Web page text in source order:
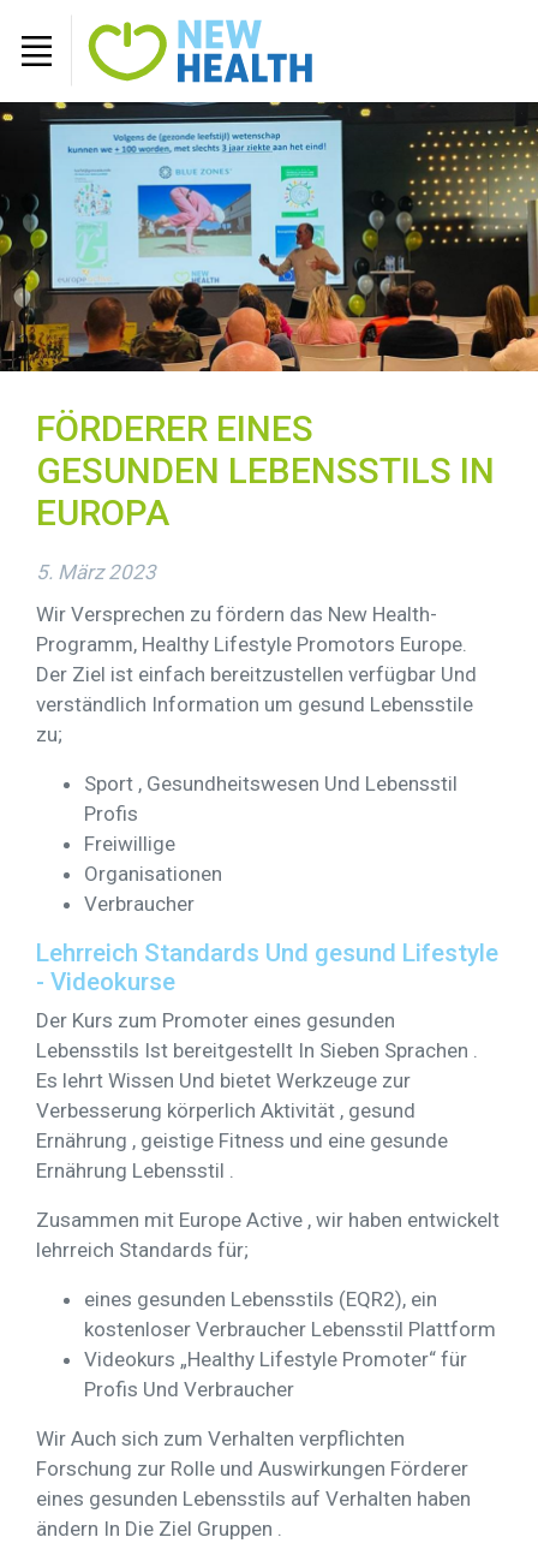
FÖRDERER EINES
GESUNDEN LEBENSSTILS IN
EUROPA
5. März 2023
Wir Versprechen zu fördern das New Health-
Programm, Healthy Lifestyle Promotors Europe.
Der Ziel ist einfach bereitzustellen verfügbar Und
verständlich Information um gesund Lebensstile
zu;
Sport , Gesundheitswesen Und Lebensstil
Profis
Freiwillige
Organisationen
Verbraucher
Lehrreich Standards Und gesund Lifestyle
- Videokurse
Der Kurs zum Promoter eines gesunden
Lebensstils Ist bereitgestellt In Sieben Sprachen .
Es lehrt Wissen Und bietet Werkzeuge zur
Verbesserung körperlich Aktivität , gesund
Ernährung , geistige Fitness und eine gesunde
Ernährung Lebensstil .
Zusammen mit Europe Active , wir haben entwickelt
lehrreich Standards für;
eines gesunden Lebensstils (EQR2), ein
kostenloser Verbraucher Lebensstil Plattform
Videokurs „Healthy Lifestyle Promoter“ für
Profis Und Verbraucher
Wir Auch sich zum Verhalten verpflichten
Forschung zur Rolle und​ Auswirkungen Förderer
eines gesunden Lebensstils auf Verhalten haben
ändern In Die Ziel Gruppen .